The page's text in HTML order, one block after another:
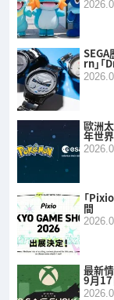
SEGA
rn」
歐洲
年世
「
間
最新
9月17